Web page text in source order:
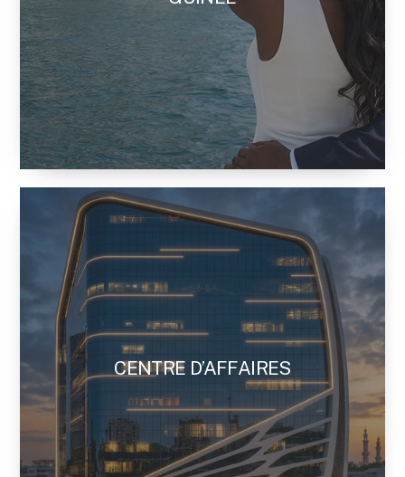
CENTRE D’AFFAIRES